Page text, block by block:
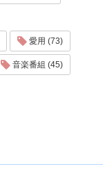
愛用 (73)
音楽番組 (45)